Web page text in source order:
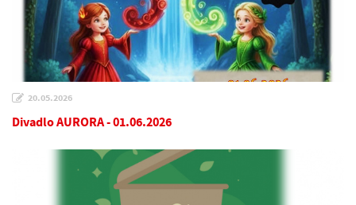
20.05.2026
Divadlo AURORA - 01.06.2026